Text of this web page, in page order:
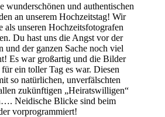
wunderschönen und authentischen
an unserem Hochzeitstag! Wir
als unseren Hochzeitsfotografen
Du hast uns die Angst vor der
und der ganzen Sache noch viel
Es war großartig und die Bilder
ein toller Tag es war. Diesen
so natürlichen, unverfälschten
zukünftigen „Heiratswilligen“
Neidische Blicke sind beim
vorprogrammiert!